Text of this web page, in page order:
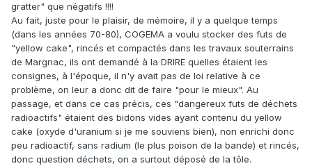
gratter" que négatifs !!!!
Au fait, juste pour le plaisir, de mémoire, il y a quelque temps
(dans les années 70-80), COGEMA a voulu stocker des futs de
"yellow cake", rincés et compactés dans les travaux souterrains
de Margnac, ils ont demandé à la DRIRE quelles étaient les
consignes, à l'époque, il n'y avait pas de loi relative à ce
problème, on leur a donc dit de faire "pour le mieux". Au
passage, et dans ce cas précis, ces "dangereux futs de déchets
radioactifs" étaient des bidons vides ayant contenu du yellow
cake (oxyde d'uranium si je me souviens bien), non enrichi donc
peu radioactif, sans radium (le plus poison de la bande) et rincés,
donc question déchets, on a surtout déposé de la tôle.